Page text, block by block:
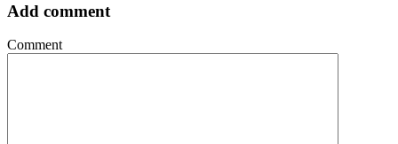
Add comment
Comment